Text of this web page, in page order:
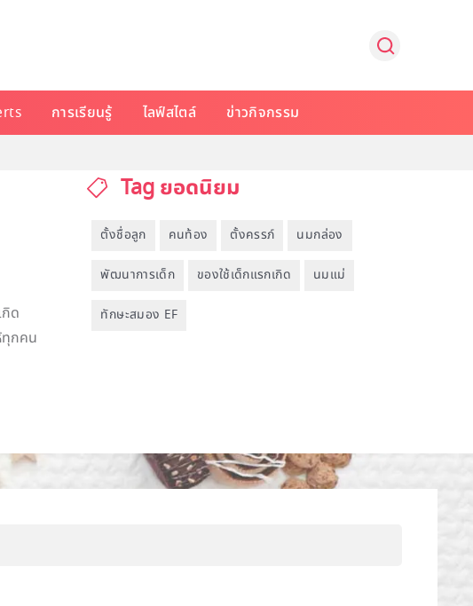
การเรียนรู้ ไลฟ์สไตล์ ข่าวกิจกรรม
ด
ทุกคน
Tag ยอดนิยม
ตั้งชื่อลูก คนท้อง ตั้งครรภ์ นมกล่อง
พัฒนาการเด็ก ของใช้เด็กแรกเกิด นมแม่
ทักษะสมอง EF